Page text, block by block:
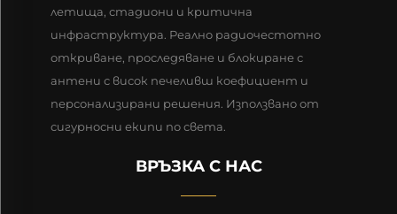
летища, стадиони и критична
инфраструктура. Реално радиочестотно
откриване, проследяване и блокиране с
антени с висок печеливш коефициент и
персонализирани решения. Използвано от
сигурносни екипи по света.
ВРЪЗКА С НАС